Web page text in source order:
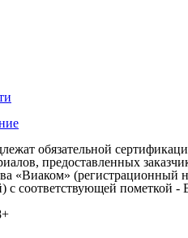
обязательной
предоставленных
«Виаком»
с соответствующей